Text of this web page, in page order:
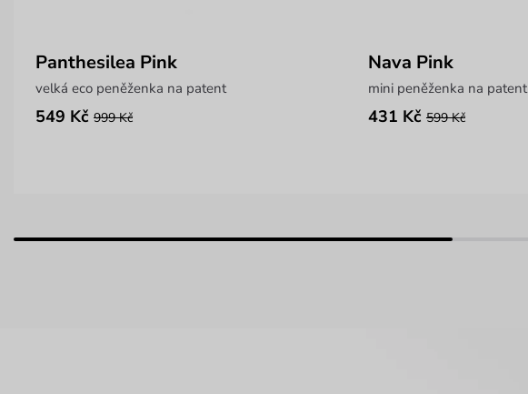
Panthesilea Pink
velká eco peněženka na patent
549 Kč 999 Kč
Nava Pink
mini peněženka na patent
431 Kč 599 Kč